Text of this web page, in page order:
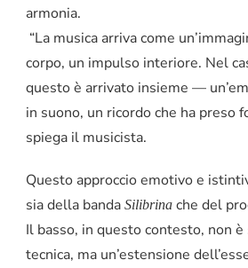
armonia.
“La musica arriva come
corpo, un impulso interiore. Nel
questo è arrivato insieme —
in suono, un ricordo che ha preso
spiega il musicista.
Questo approccio emotivo e
sia della banda Silibrina che del
Il basso, in questo contesto, non
tecnica, ma un’estensione